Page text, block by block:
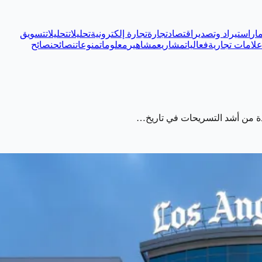
استيراد وتصدير اقتصادتجارةتجارة إلكترونيةتحليلاتتحليلاتتسويق
علامات تجاريةفعالياتمشاريعمشاهير معلوماتمنوعاتنصائحنصائح
من أشد التسريحات في تاريخ…